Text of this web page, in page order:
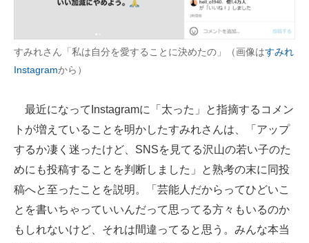
IT製品の技術・比較・事例
製造業のIT導入・活用を支援
モノづくり技術者専門サイト
エレクトロニクス専門サイト
電子設計の基本と応用
すみれさん「私は自分を愛することに決めたの」（画像はすみれ
Instagramから）
最近になってInstagramに「太った」と指摘するコメン
トが増えていることを明かしたすみれさんは、「アップ
するか凄く迷ったけど、SNSを見てる沢山の若い子のた
めにも投稿することを判断しました」と熟考の末に同投
稿へと至ったことを説明。「芸能人だからってひどいこ
とを書いちゃっていいんだって思ってる方々もいるのか
もしれないけど、それは間違ってると思う。みんな本当